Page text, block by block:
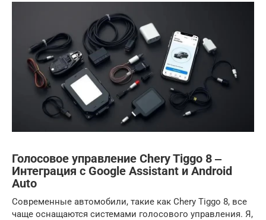
Голосовое управление Chery Tiggo 8 ‒
Интеграция с Google Assistant и Android
Auto
Современные автомобили, такие как Chery Tiggo 8, все
чаще оснащаются системами голосового управления. Я,